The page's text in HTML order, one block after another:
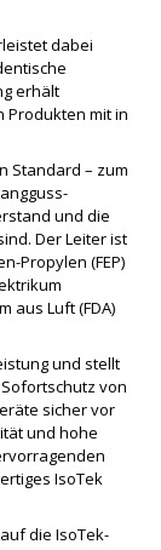
dabei
erhält
Produkten mit in
Standard – zum
und die
Der Leiter ist
Propylen (FEP)
aus Luft (FDA)
und stellt
von
sicher vor
und hohe
IsoTek
die IsoTek-